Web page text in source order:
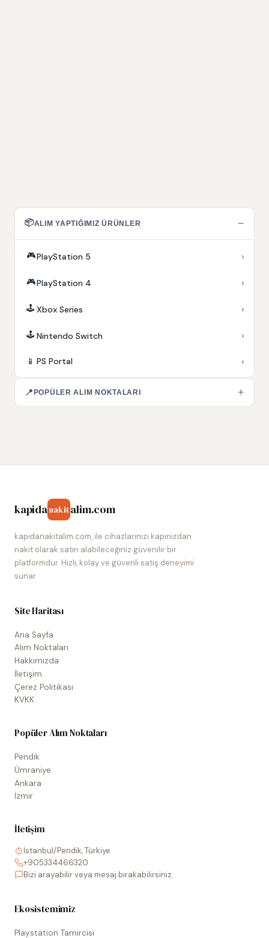
📦ALIM YAPTIĞIMIZ ÜRÜNLER −
🎮PlayStation 5 ›
🎮PlayStation 4 ›
🕹️ Xbox Series ›
🕹️ Nintendo Switch ›
📱 PS Portal ›
📍 POPÜLER ALIM NOKTALARI +
kapidanakitalim.com
kapidanakitalim.com, ile cihazlarınızı kapınızdan
nakit olarak satın alabileceğiniz güvenilir bir
platformdur. Hızlı, kolay ve güvenli satış deneyimi
sunar.
Site Haritası
Ana Sayfa
Alım Noktaları
Hakkımızda
İletişim
Çerez Politikası
KVKK
Popüler Alım Noktaları
Pendik
Ümraniye
Ankara
İzmir
İletişim
İstanbul/Pendik, Türkiye
+905334466320
Bizi arayabilir veya mesaj bırakabilirsiniz.
Ekosistemimiz
Playstation Tamircisi